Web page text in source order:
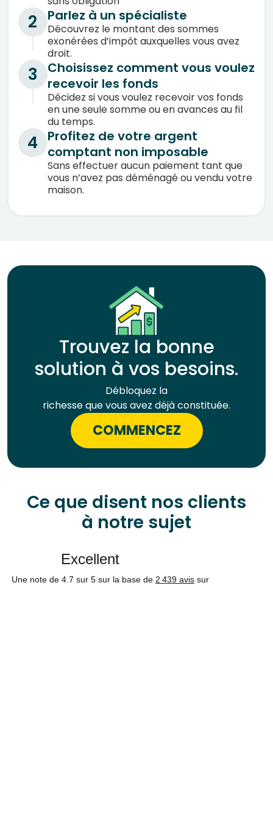
2 Parlez à un spécialiste
Découvrez le montant des sommes
exonérées d’impôt auxquelles vous avez
droit.
3
Choisissez comment vous voulez
recevoir les fonds
Décidez si vous voulez recevoir vos fonds
en une seule somme ou en avances au fil
du temps.
4
Profitez de votre argent
comptant non imposable
Sans effectuer aucun paiement tant que
vous n’avez pas déménagé ou vendu votre
maison.
Trouvez la bonne
solution à vos besoins.
Débloquez la
richesse que vous avez déjà constituée.
COMMENCEZ
Ce que disent nos clients
à notre sujet